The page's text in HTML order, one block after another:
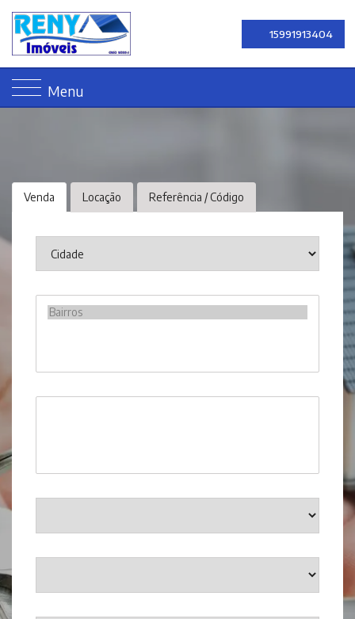
15991913404
Menu
Venda Locação Referência / Código